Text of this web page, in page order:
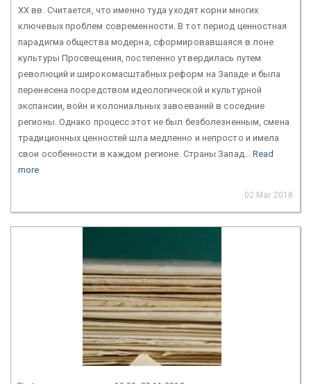
XX вв. Считается, что именно туда уходят корни многих
ключевых проблем современности. В тот период ценностная
парадигма общества модерна, сформировавшаяся в лоне
культуры Просвещения, постепенно утвердилась путем
революций и широкомасштабных реформ на Западе и была
перенесена посредством идеологической и культурной
экспансии, войн и колониальных завоеваний в соседние
регионы. Однако процесс этот не был безболезненным, смена
традиционных ценностей шла медленно и непросто и имела
свои особенности в каждом регионе. Страны Запад...Read
more
02 Mar 2018